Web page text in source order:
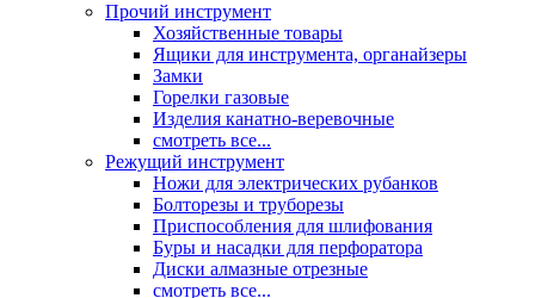
Прочий инструмент
Хозяйственные товары
Ящики для инструмента, органайзеры
Замки
Горелки газовые
Изделия канатно-веревочные
смотреть все...
Режущий инструмент
Ножи для электрических рубанков
Болторезы и труборезы
Приспособления для шлифования
Буры и насадки для перфоратора
Диски алмазные отрезные
смотреть все...